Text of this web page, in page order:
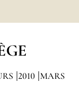
2010 MARS